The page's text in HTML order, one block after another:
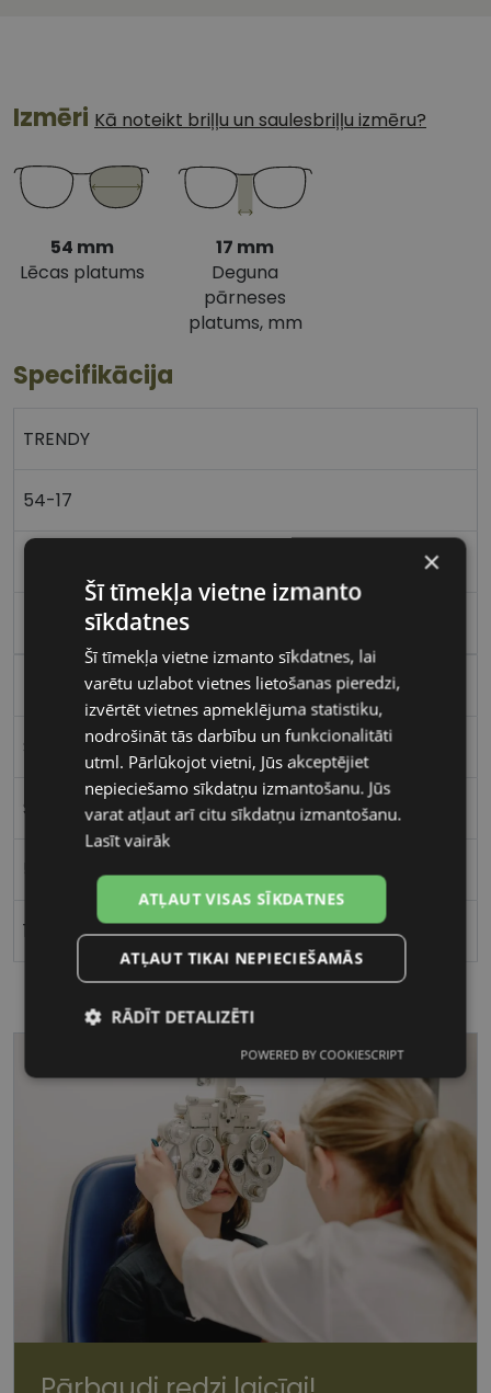
Izmēri Kā noteikt briļļu un saulesbriļļu izmēru?
54 mm
Lēcas platums
17 mm
Deguna
pārneses
platums, mm
Specifikācija
TRENDY
54-17
Plastmasa
Stūrains
Sievietēm
17
×
Šī tīmekļa vietne izmanto
sīkdatnes
Šī tīmekļa vietne izmanto sīkdatnes, lai
varētu uzlabot vietnes lietošanas pieredzi,
izvērtēt vietnes apmeklējuma statistiku,
nodrošināt tās darbību un funkcionalitāti
utml. Pārlūkojot vietni, Jūs akceptējiet
nepieciešamo sīkdatņu izmantošanu. Jūs
varat atļaut arī citu sīkdatņu izmantošanu.
Lasīt vairāk
ATĻAUT VISAS SĪKDATNES
ATĻAUT TIKAI NEPIECIEŠAMĀS
RĀDĪT DETALIZĒTI
sīkdatnes
Statistikas
sīkdatnes
Mārketinga
sīkdatnes
Funkcionālās
sīkdatnes
POWERED BY COOKIESCRIPT